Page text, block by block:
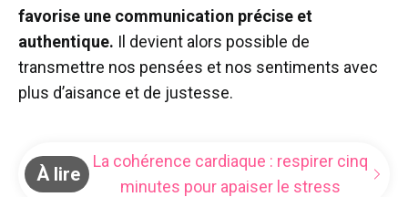
favorise une communication précise et
authentique. Il devient alors possible de
transmettre nos pensées et nos sentiments avec
plus d’aisance et de justesse.
À lire
La cohérence cardiaque : respirer cinq
minutes pour apaiser le stress